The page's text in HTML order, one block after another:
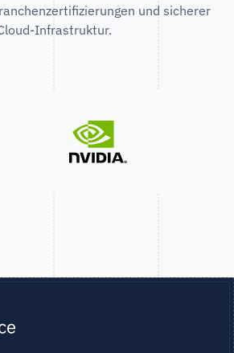
und sicherer
Infrastruktur.